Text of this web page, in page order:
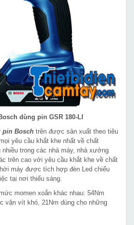
dùng pin GSR 180-LI
pin Bosch trên được sản xuất theo tiêu
yêu cầu khắt khe nhất về chất
trong các nhà máy, nhà xưởng
trên cao với yêu cầu khắt khe về chất
máy được tích hợp đèn Led chiếu
tại nơi thiếu sáng.
momen xoắn khác nhau: 54Nm
vặn vít khó, 21Nm dùng cho những